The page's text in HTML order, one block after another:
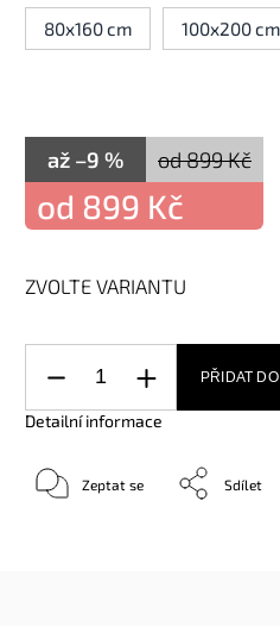
80x160 cm
100x200 cm
od 899 Kč
až –9 %
od 899 Kč
ZVOLTE VARIANTU
PŘIDAT
Detailní informace
Zeptat se Sdílet